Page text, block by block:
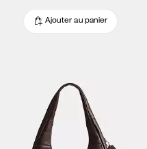
Ajouter au panier